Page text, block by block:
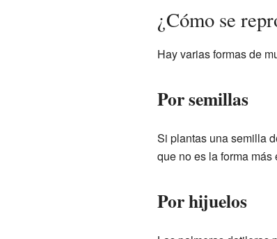
¿Cómo se
Hay varias formas de
Por semillas
Si plantas una semilla
que no es la forma
Por hijuelos